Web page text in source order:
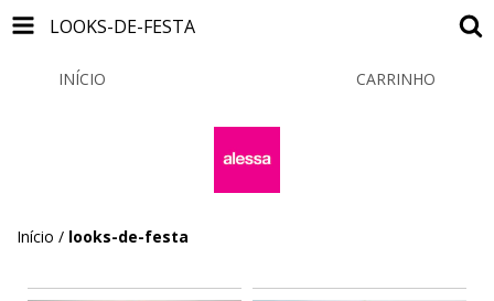
LOOKS-DE-FESTA
INÍCIO CARRINHO
Início / looks-de-festa